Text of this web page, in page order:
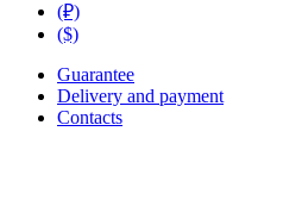
(₽)
($)
Guarantee
Delivery and payment
Contacts